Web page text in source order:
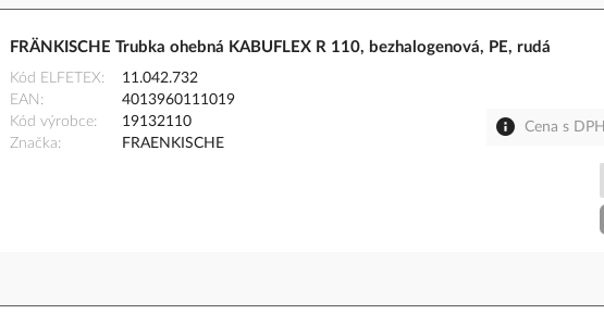
FRÄNKISCHE Trubka ohebná KABUFLEX R 110, bezhalogenová, PE, rudá
Kód ELFETEX
11.042.732
EAN
4013960111019
Kód výrobce
19132110
Značka
FRAENKISCHE
Cena s DPH